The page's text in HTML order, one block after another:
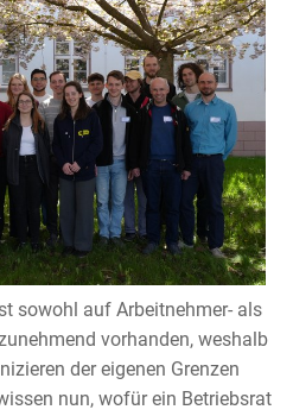
sowohl auf Arbeitnehmer- als
vorhanden, weshalb
der eigenen Grenzen
nun, wofür ein Betriebsrat